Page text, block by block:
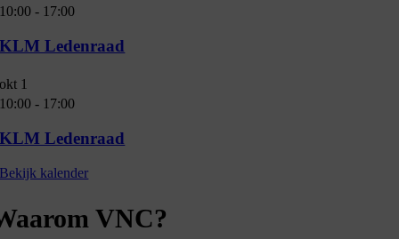
10:00 - 17:00
KLM Ledenraad
okt 1
10:00 - 17:00
KLM Ledenraad
Bekijk kalender
VNC?